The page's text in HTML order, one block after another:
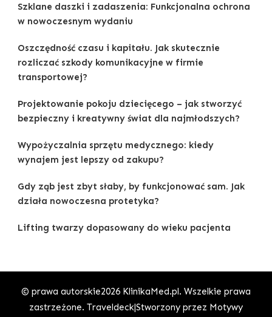
Szklane daszki i zadaszenia: Funkcjonalna ochrona
w nowoczesnym wydaniu
Oszczędność czasu i kapitału. Jak skutecznie
rozliczać szkody komunikacyjne w firmie
transportowej?
Projektowanie pokoju dziecięcego – jak stworzyć
bezpieczny i kreatywny świat dla najmłodszych?
Wypożyczalnia sprzętu medycznego: kiedy
wynajem jest lepszy od zakupu?
Gdy ząb jest zbyt słaby, by funkcjonować sam. Jak
działa nowoczesna protetyka?
Lifting twarzy dopasowany do wieku pacjenta
© prawa autorskie2026 KlinikaMed.pl. Wszelkie prawa
zastrzeżone. Traveldeck|Stworzony przez Motywy